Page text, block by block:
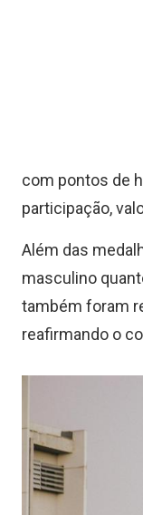
com pontos de
participação,
Além das
masculino
também foram
reafirmando o